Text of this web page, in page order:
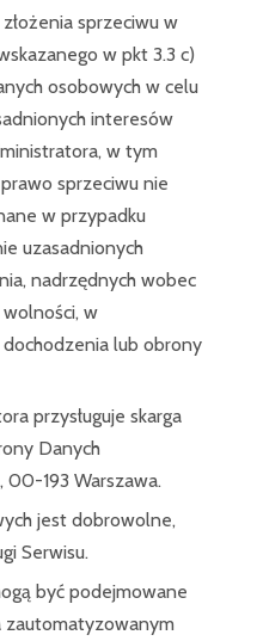
sprzeciwu w
w pkt 3.3 c)
osobowych w celu
interesów
w tym
sprzeciwu nie
w przypadku
uzasadnionych
nadrzędnych wobec
w
lub obrony
przysługuje skarga
Danych
00-193 Warszawa.
jest dobrowolne,
Serwisu.
być podejmowane
zautomatyzowanym